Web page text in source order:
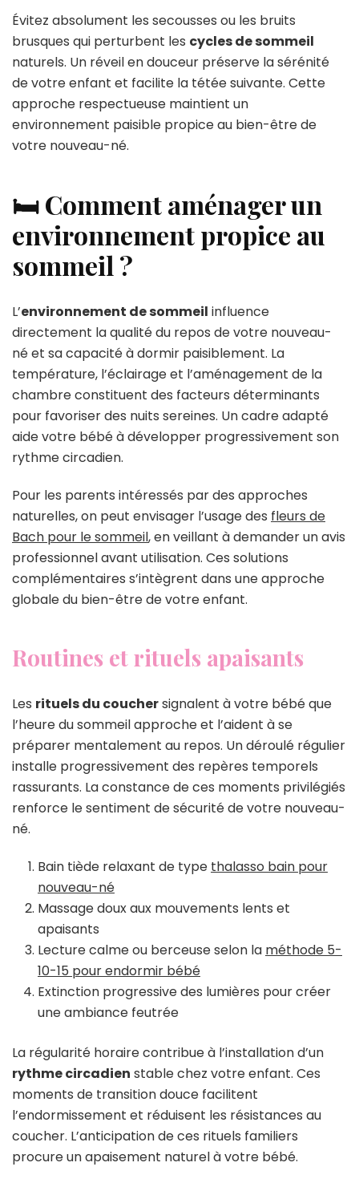
Évitez absolument les secousses ou les bruits
brusques qui perturbent les cycles de sommeil
naturels. Un réveil en douceur préserve la sérénité
de votre enfant et facilite la tétée suivante. Cette
approche respectueuse maintient un
environnement paisible propice au bien-être de
votre nouveau-né.
🛏️ Comment aménager un
environnement propice au
sommeil ?
L’environnement de sommeil influence
directement la qualité du repos de votre nouveau-
né et sa capacité à dormir paisiblement. La
température, l’éclairage et l’aménagement de la
chambre constituent des facteurs déterminants
pour favoriser des nuits sereines. Un cadre adapté
aide votre bébé à développer progressivement son
rythme circadien.
Pour les parents intéressés par des approches
naturelles, on peut envisager l’usage des fleurs de
Bach pour le sommeil, en veillant à demander un avis
professionnel avant utilisation. Ces solutions
complémentaires s’intègrent dans une approche
globale du bien-être de votre enfant.
Routines et rituels apaisants
Les rituels du couchersignalent à votre bébé que
l’heure du sommeil approche et l’aident à se
préparer mentalement au repos. Un déroulé régulier
installe progressivement des repères temporels
rassurants. La constance de ces moments privilégiés
renforce le sentiment de sécurité de votre nouveau-
né.
Bain tiède relaxant de type thalasso bain pour
nouveau-né
Massage doux aux mouvements lents et
apaisants
Lecture calme ou berceuse selon la méthode 5-
10-15 pour endormir bébé
Extinction progressive des lumières pour créer
une ambiance feutrée
La régularité horaire contribue à l’installation d’un
rythme circadien stable chez votre enfant. Ces
moments de transition douce facilitent
l’endormissement et réduisent les résistances au
coucher. L’anticipation de ces rituels familiers
procure un apaisement naturel à votre bébé.